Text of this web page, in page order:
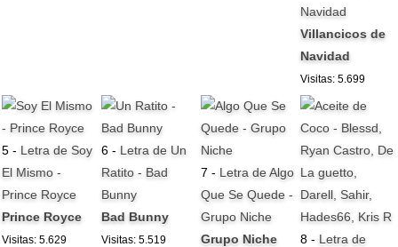
Navidad
Villancicos de
Navidad
Visitas: 5.699
5 - Letra de Soy
El Mismo -
Prince Royce
Prince Royce
Visitas: 5.629
6 - Letra de Un
Ratito - Bad
Bunny
Bad Bunny
Visitas: 5.519
7 - Letra de Algo
Que Se Quede -
Grupo Niche
Grupo Niche
8 - Letra de